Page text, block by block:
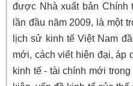
được Nhà xuất bản Chính
lần đầu năm 2009, là một
lịch sử kinh tế Việt Nam
mới, cách viết hiện đại, áp
kinh tế - tài chính mới